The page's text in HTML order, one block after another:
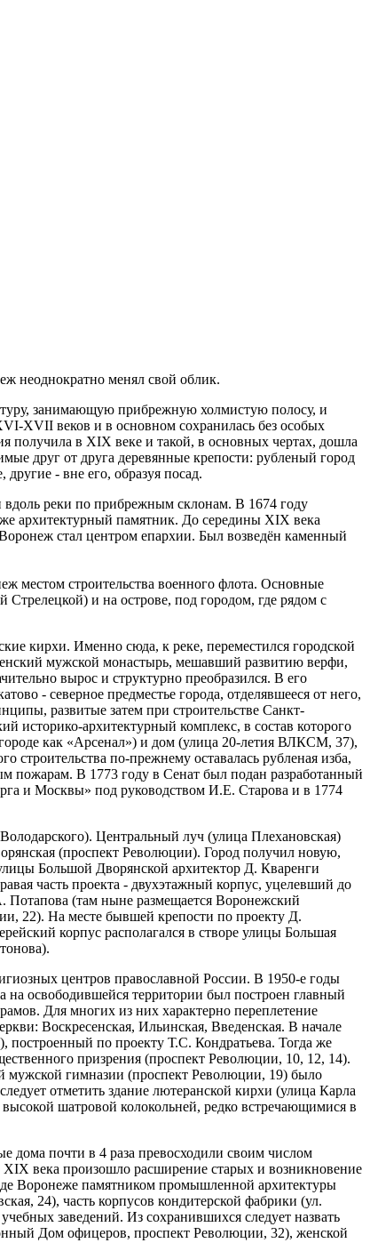
неоднократно менял свой облик.
занимающую прибрежную холмистую полосу, и
XVII веков и в основном сохранилась без особых
получила в XIX веке и такой, в основных чертах, дошла
друг от друга деревянные крепости: рубленый город
- вне его, образуя посад.
вдоль реки по прибрежным склонам. В 1674 году
архитектурный памятник. До середины XIX века
стал центром епархии. Был возведён каменный
местом строительства военного флота. Основные
и на острове, под городом, где рядом с
кирхи. Именно сюда, к реке, переместился городской
мужской монастырь, мешавший развитию верфи,
вырос и структурно преобразился. В его
- северное предместье города, отделявшееся от него,
развитые затем при строительстве Санкт-
историко-архитектурный комплекс, в состав которого
как «Арсенал») и дом (улица 20-летия ВЛКСМ, 37),
по-прежнему оставалась рубленая изба,
пожарам. В 1773 году в Сенат был подан разработанный
и Москвы» под руководством И.Е. Старова и в 1774
Центральный луч (улица Плехановская)
(проспект Революции). Город получил новую,
Большой Дворянской архитектор Д. Кваренги
часть проекта - двухэтажный корпус, уцелевший до
Потапова (там ныне размещается Воронежский
22). На месте бывшей крепости по проекту Д.
корпус располагался в створе улицы Большая
центров православной России. В 1950-е годы
освободившейся территории был построен главный
Для многих из них характерно переплетение
Воскресенская, Ильинская, Введенская. В начале
построенный по проекту Т.С. Кондратьева. Тогда же
призрения (проспект Революции, 10, 12, 14).
мужской гимназии (проспект Революции, 19) было
отметить здание лютеранской кирхи (улица Карла
шатровой колокольней, редко встречающимися в
дома почти в 4 раза превосходили своим числом
века произошло расширение старых и возникновение
Воронеже памятником промышленной архитектуры
24), часть корпусов кондитерской фабрики (ул.
заведений. Из сохранившихся следует назвать
Дом офицеров, проспект Революции, 32), женской